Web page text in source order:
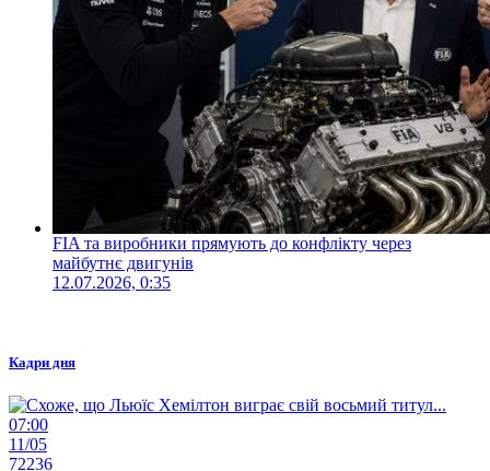
FIA та виробники прямують до конфлікту через
майбутнє двигунів
12.07.2026, 0:35
Кадри дня
07:00
11/05
72236